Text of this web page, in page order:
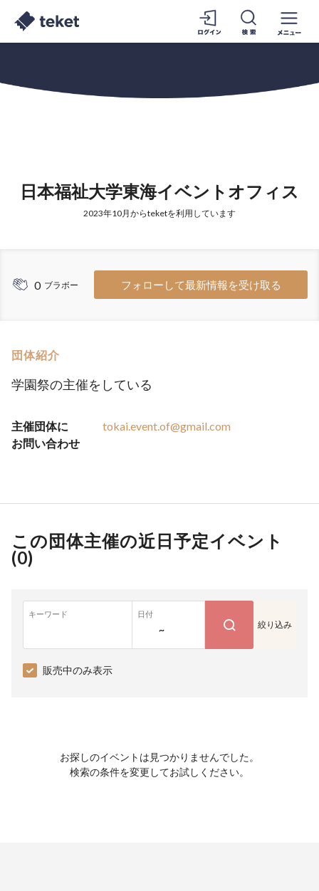
日本福祉大学東海イベントオフィス
2023年10月からteketを利用しています
0 ブラボー フォローして最新情報を受け取る
団体紹介
学園祭の主催をしている
主催団体に
お問い合わせ
tokai.event.of@gmail.com
この団体主催の近日予定イベント
(0)
キーワード 日付
~ 絞り込み
販売中のみ表示
お探しのイベントは見つかりませんでした。
検索の条件を変更してお試しください。